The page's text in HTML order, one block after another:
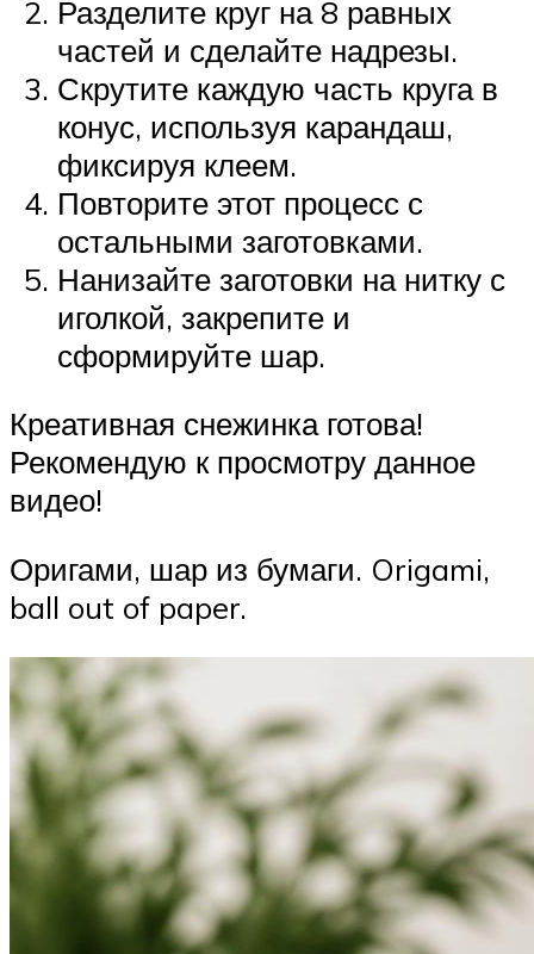
Разделите круг на 8 равных
частей и сделайте надрезы.
Скрутите каждую часть круга в
конус, используя карандаш,
фиксируя клеем.
Повторите этот процесс с
остальными заготовками.
Нанизайте заготовки на нитку с
иголкой, закрепите и
сформируйте шар.
Креативная снежинка готова!
Рекомендую к просмотру данное
видео!
Оригами, шар из бумаги. Origami,
ball out of paper.